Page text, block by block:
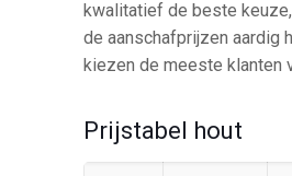
kwalitatief de beste
de aanschafprijzen aardig
kiezen de meeste klanten
Prijstabel hout